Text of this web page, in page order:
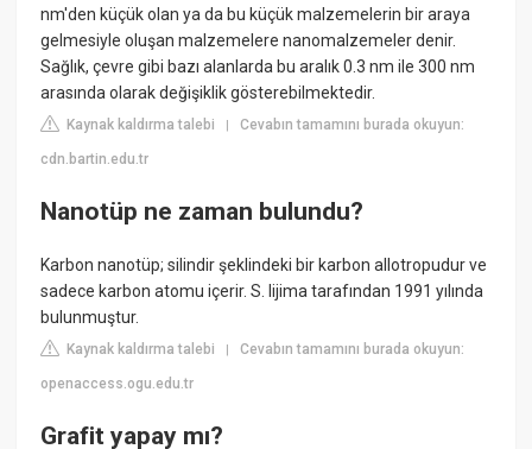
nm'den küçük olan ya da bu küçük malzemelerin bir araya
gelmesiyle oluşan malzemelere nanomalzemeler denir.
Sağlık, çevre gibi bazı alanlarda bu aralık 0.3 nm ile 300 nm
arasında olarak değişiklik gösterebilmektedir.
Kaynak kaldırma talebi |Cevabın tamamını burada okuyun:
cdn.bartin.edu.tr
Nanotüp ne zaman bulundu?
Karbon nanotüp; silindir şeklindeki bir karbon allotropudur ve
sadece karbon atomu içerir. S. Iijima tarafından 1991 yılında
bulunmuştur.
Kaynak kaldırma talebi |Cevabın tamamını burada okuyun:
openaccess.ogu.edu.tr
Grafit yapay mı?